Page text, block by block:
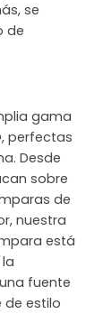
se
de
gama
perfectas
Desde
sobre
de
nuestra
está
fuente
de estilo